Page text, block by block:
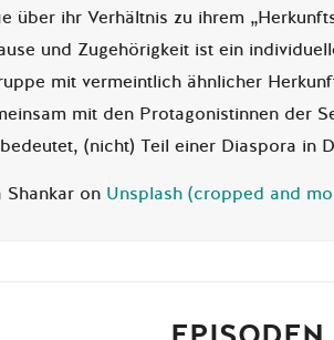
über ihr Verhältnis zu ihrem
und Zugehörigkeit ist ein
mit vermeintlich ähnlicher
mit den Protagonistinnen der
(nicht) Teil einer Diaspora in
on Unsplash (cropped and